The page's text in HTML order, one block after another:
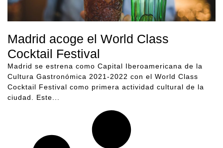
Madrid acoge el World Class
Cocktail Festival
Madrid se estrena como Capital Iberoamericana de la
Cultura Gastronómica 2021-2022 con el World Class
Cocktail Festival como primera actividad cultural de la
ciudad. Este...